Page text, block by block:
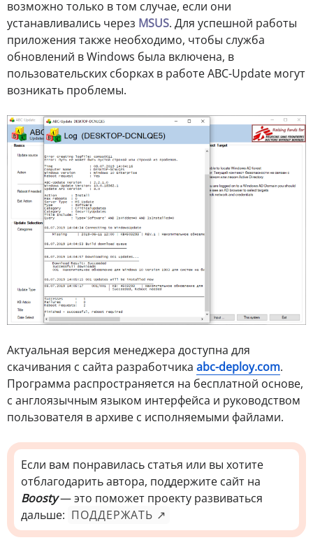
возможно только в том случае, если они
устанавливались через MSUS. Для успешной работы
приложения также необходимо, чтобы служба
обновлений в Windows была включена, в
пользовательских сборках в работе ABC-Update могут
возникать проблемы.
Актуальная версия менеджера доступна для
скачивания с сайта разработчика abc-deploy.com.
Программа распространяется на бесплатной основе,
с англоязычным языком интерфейса и руководством
пользователя в архиве с исполняемыми файлами.
Если вам понравилась статья или вы хотите
отблагодарить автора, поддержите сайт на
Boosty— это поможет проекту развиваться
дальше: ПОДДЕРЖАТЬ ↗